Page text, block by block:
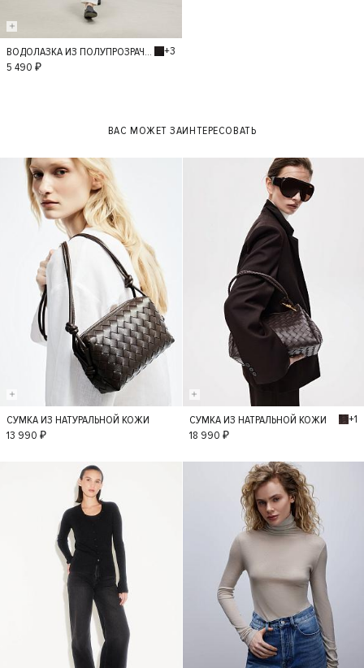
M
ВОДОЛАЗКА ИЗ ПОЛУПРОЗРАЧНОГО ТРИКОТАЖА
+3
5 490 ₽
ВАС МОЖЕТ ЗАИНТЕРЕСОВАТЬ
S
СУМКА ИЗ НАТУРАЛЬНОЙ КОЖИ
13 990 ₽
S
СУМКА ИЗ НАТРАЛЬНОЙ КОЖИ
+1
18 990 ₽